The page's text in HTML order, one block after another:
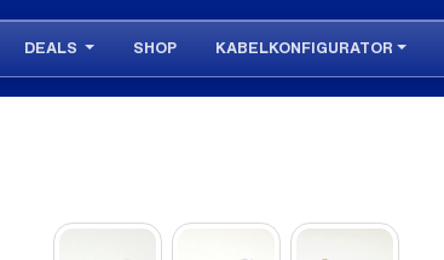
DEALS SHOP KABELKONFIGURATOR